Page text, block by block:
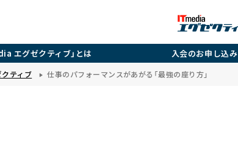
エグゼクティブ」とは 入会のお申し込み
ティブ 仕事のパフォーマンスがあがる「最強の座り方」